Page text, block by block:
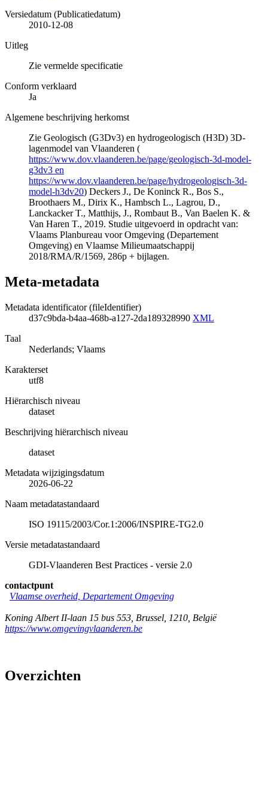
Versiedatum (Publicatiedatum)
2010-12-08
Uitleg
Zie vermelde specificatie
Conform verklaard
Ja
Algemene beschrijving herkomst
Zie Geologisch (G3Dv3) en hydrogeologisch (H3D) 3D-
lagenmodel van Vlaanderen (
https://www.dov.vlaanderen.be/page/geologisch-3d-model-
g3dv3 en
https://www.dov.vlaanderen.be/page/hydrogeologisch-3d-
model-h3dv20) Deckers J., De Koninck R., Bos S.,
Broothaers M., Dirix K., Hambsch L., Lagrou, D.,
Lanckacker T., Matthijs, J., Rombaut B., Van Baelen K. &
Van Haren T., 2019. Studie uitgevoerd in opdracht van:
Vlaams Planbureau voor Omgeving (Departement
Omgeving) en Vlaamse Milieumaatschappij
2018/RMA/R/1569, 286p + bijlagen.
Meta-metadata
Metadata identificator (fileIdentifier)
d37c9bda-b4aa-468b-a127-2da189328990 XML
Taal
Nederlands; Vlaams
Karakterset
utf8
Hiërarchisch niveau
dataset
Beschrijving hiërarchisch niveau
dataset
Metadata wijzigingsdatum
2026-06-22
Naam metadatastandaard
ISO 19115/2003/Cor.1:2006/INSPIRE-TG2.0
Versie metadatastandaard
GDI-Vlaanderen Best Practices - versie 2.0
contactpunt
Vlaamse overheid, Departement Omgeving
Koning Albert II-laan 15 bus 553 Brussel 1210 België
https://www.omgevingvlaanderen.be
Overzichten